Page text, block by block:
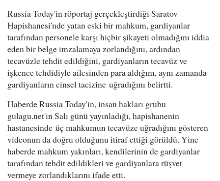
Russia Today'in röportaj gerçekleştirdiği Saratov
Hapishanesi'nde yatan eski bir mahkum, gardiyanlar
tarafından personele karşı hiçbir şikayeti olmadığını iddia
eden bir belge imzalamaya zorlandığını, ardından
tecavüzle tehdit edildiğini, gardiyanların tecavüz ve
işkence tehdidiyle ailesinden para aldığını, aynı zamanda
gardiyanların cinsel tacizine uğradığını belirtti.
Haberde Russia Today'in, insan hakları grubu
gulagu.net'in Salı günü yayınladığı, hapishanenin
hastanesinde üç mahkumun tecavüze uğradığını gösteren
videonun da doğru olduğunu itiraf ettiği görüldü. Yine
haberde mahkum yakınları, kendilerinin de gardiyanlar
tarafından tehdit edildikleri ve gardiyanlara rüşvet
vermeye zorlandıklarını ifade etti.